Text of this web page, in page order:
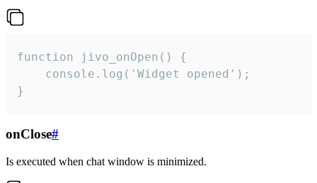
function jivo_onOpen() {
    console.log('Widget opened');
}
onClose#
Is executed when chat window is minimized.